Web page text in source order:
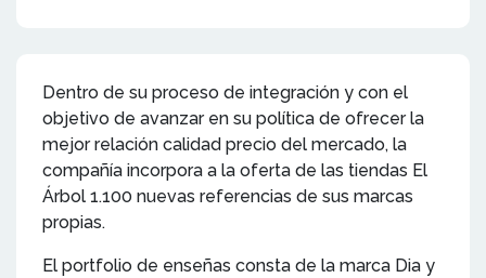
Dentro de su proceso de integración y con el
objetivo de avanzar en su política de ofrecer la
mejor relación calidad precio del mercado, la
compañía incorpora a la oferta de las tiendas El
Árbol 1.100 nuevas referencias de sus marcas
propias.
El portfolio de enseñas consta de la marca Dia y